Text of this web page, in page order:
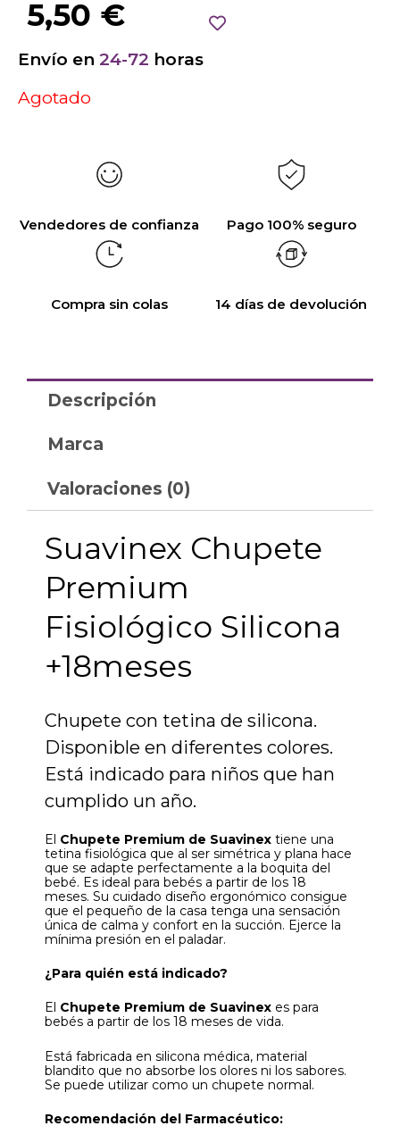
5,50 €
Envío en 24-72 horas
Agotado
Vendedores de confianza Pago 100% seguro
Compra sin colas 14 días de devolución
Descripción
Marca
Valoraciones (0)
Suavinex Chupete
Premium
Fisiológico Silicona
+18meses
Chupete con tetina de silicona.
Disponible en diferentes colores.
Está indicado para niños que han
cumplido un año.
El Chupete Premium de Suavinex tiene una
tetina fisiológica que al ser simétrica y plana hace
que se adapte perfectamente a la boquita del
bebé. Es ideal para bebés a partir de los 18
meses. Su cuidado diseño ergonómico consigue
que el pequeño de la casa tenga una sensación
única de calma y confort en la succión. Ejerce la
mínima presión en el paladar.
¿Para quién está indicado?
El Chupete Premium de Suavinex es para
bebés a partir de los 18 meses de vida.
Está fabricada en silicona médica, material
blandito que no absorbe los olores ni los sabores.
Se puede utilizar como un chupete normal.
Recomendación del Farmacéutico: